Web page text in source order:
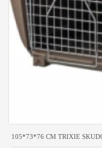
105*73*76 CM TRIXIE